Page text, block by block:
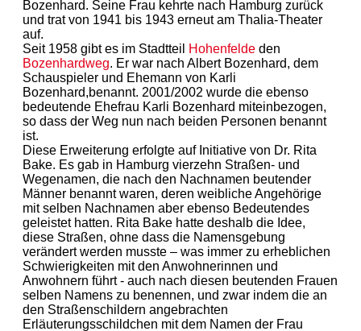
Bozenhard. Seine Frau kehrte nach Hamburg zurück
und trat von 1941 bis 1943 erneut am Thalia-Theater
auf.
Seit 1958 gibt es im Stadtteil
Hohenfelde den
Bozenhardweg. Er war nach Albert Bozenhard, dem
Schauspieler und Ehemann von Karli
Bozenhard,benannt. 2001/2002 wurde die ebenso
bedeutende Ehefrau Karli Bozenhard miteinbezogen,
so dass der Weg nun nach beiden Personen benannt
ist.
Diese Erweiterung erfolgte auf Initiative von Dr. Rita
Bake. Es gab in Hamburg vierzehn Straßen- und
Wegenamen, die nach den Nachnamen beutender
Männer benannt waren, deren weibliche Angehörige
mit selben Nachnamen aber ebenso Bedeutendes
geleistet hatten. Rita Bake hatte deshalb die Idee,
diese Straßen, ohne dass die Namensgebung
verändert werden musste – was immer zu erheblichen
Schwierigkeiten mit den Anwohnerinnen und
Anwohnern führt - auch nach diesen beutenden Frauen
selben Namens zu benennen, und zwar indem die an
den Straßenschildern angebrachten
Erläuterungsschildchen mit dem Namen der Frau